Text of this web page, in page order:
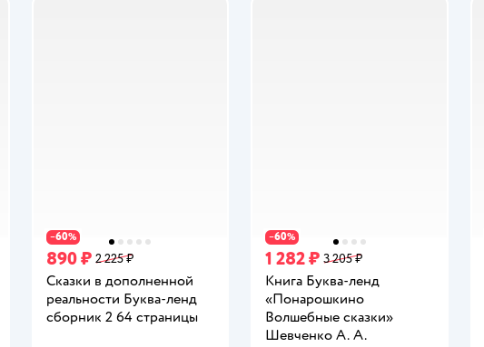
−60%
890 ₽ 2 225 ₽
Сказки в дополненной
реальности Буква-ленд
сборник 2 64 страницы
−60%
1 282 ₽ 3 205 ₽
Книга Буква-ленд
«Понарошкино
Волшебные сказки»
Шевченко А. А.